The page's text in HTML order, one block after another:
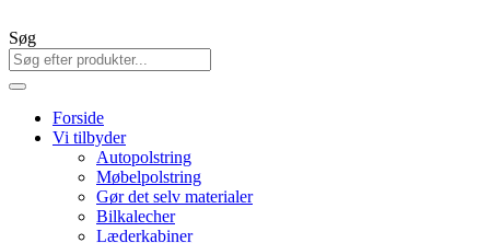
Søg
Forside
Vi tilbyder
Autopolstring
Møbelpolstring
Gør det selv materialer
Bilkalecher
Læderkabiner